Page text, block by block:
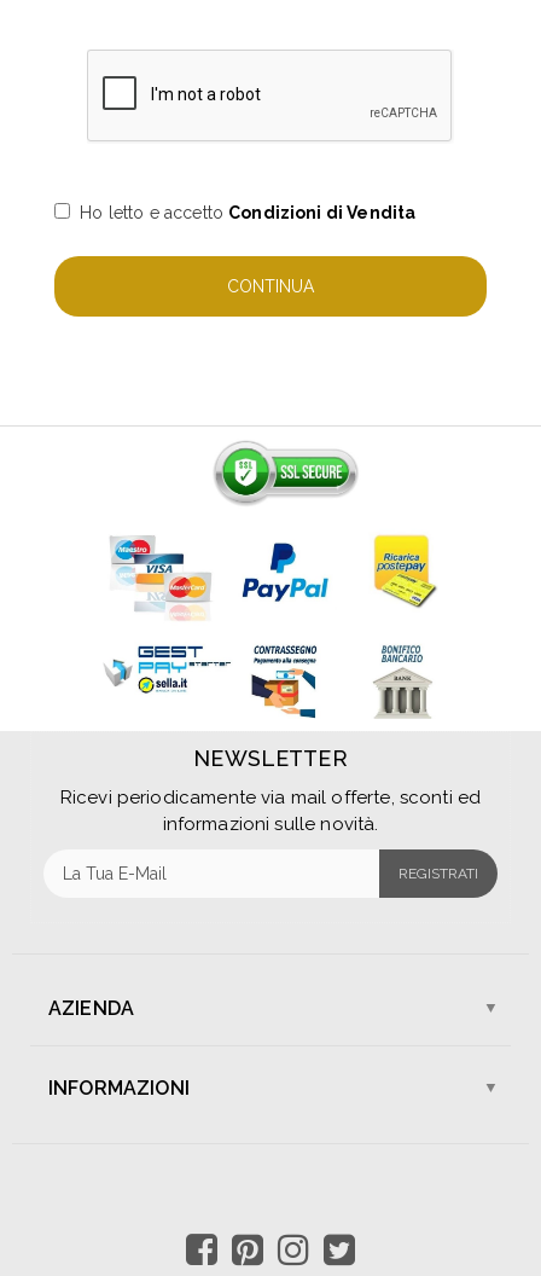
Ho letto e accetto Condizioni di Vendita
NEWSLETTER
Ricevi periodicamente via mail offerte, sconti ed
informazioni sulle novità.
REGISTRATI
AZIENDA
INFORMAZIONI
Resi e Rimborsi